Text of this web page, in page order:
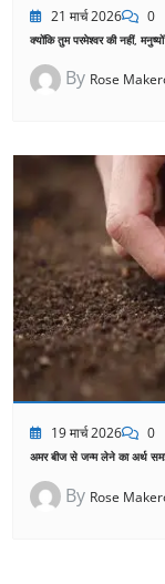
21 मार्च 2026 0
क्योंकि तुम परमेश्वर की नहीं,
By Rose
19 मार्च 2026 0
अमर बीज से जन्म लेने का अर्थ
By Rose